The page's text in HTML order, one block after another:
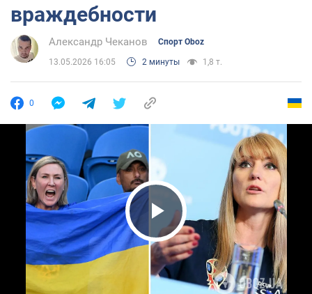
враждебности
Александр Чеканов Спорт Oboz
13.05.2026 16:05 2 минуты 1,8 т.
0
Play Video